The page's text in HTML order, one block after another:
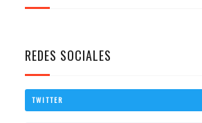
REDES SOCIALES
TWITTER